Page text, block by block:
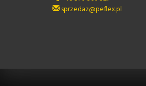
sprzedaz@peflex.pl